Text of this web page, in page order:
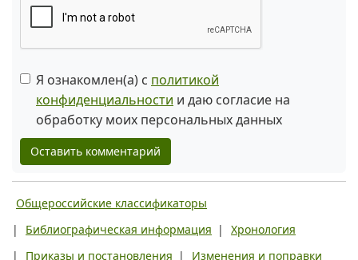
Я ознакомлен(а) с политикой
конфиденциальности и даю согласие на
обработку моих персональных данных
Оставить комментарий
Общероссийские классификаторы
|
Библиографическая информация |
Хронология
|
Приказы и постановления | Изменения и поправки